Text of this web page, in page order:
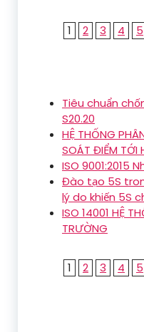
1 2 3 4 5
Tiêu chuẩn
S20.20
HỆ THỐNG
SOÁT ĐIỂM TỚI
ISO 9001:2015
Đào tạo 5S
lý do khiến 5S
ISO 14001 HỆ
TRƯỜNG
1 2 3 4 5